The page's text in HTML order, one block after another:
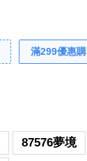
滿299優惠購
87576夢境